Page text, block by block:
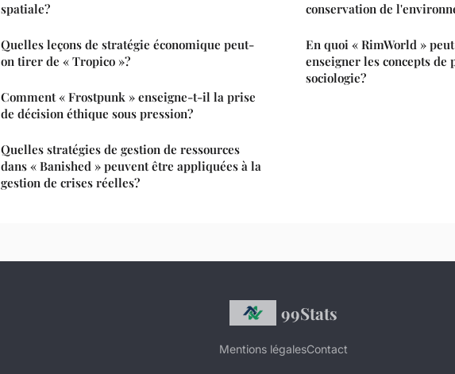
spatiale?
Quelles leçons de stratégie économique peut-
on tirer de « Tropico »?
Comment « Frostpunk » enseigne-t-il la prise
de décision éthique sous pression?
Quelles stratégies de gestion de ressources
dans « Banished » peuvent être appliquées à la
gestion de crises réelles?
conservation de
En quoi « RimWorld »
enseigner les concepts de
sociologie?
99Stats
Mentions légalesContact